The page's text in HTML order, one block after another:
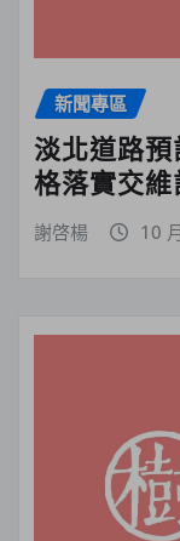
新聞專區
淡北道路
格落實交維
謝啓楊 10